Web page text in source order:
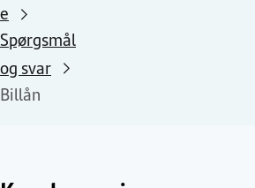
e
Spørgsmål
og svar
Billån